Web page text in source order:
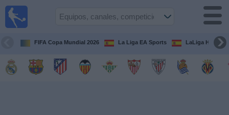
FIFA Copa Mundial 2026 La Liga EA Sports LaLiga
Guía de
Televisados